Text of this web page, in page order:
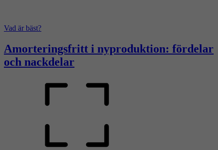
Vad är bäst?
Amorteringsfritt i nyproduktion: fördelar
och nackdelar